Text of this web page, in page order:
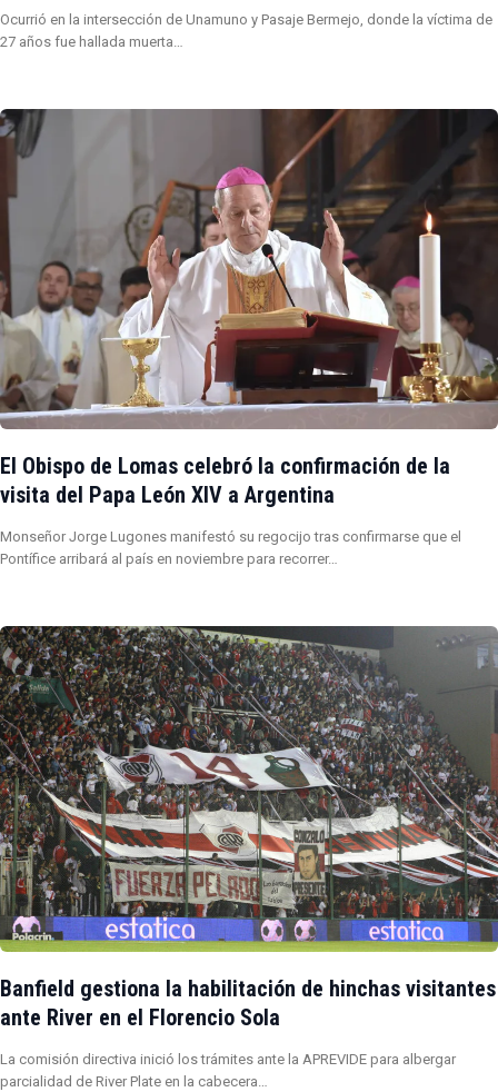
Ocurrió en la intersección de Unamuno y Pasaje Bermejo, donde la víctima de
27 años fue hallada muerta…
El Obispo de Lomas celebró la confirmación de la
visita del Papa León XIV a Argentina
Monseñor Jorge Lugones manifestó su regocijo tras confirmarse que el
Pontífice arribará al país en noviembre para recorrer…
Banfield gestiona la habilitación de hinchas visitantes
ante River en el Florencio Sola
La comisión directiva inició los trámites ante la APREVIDE para albergar
parcialidad de River Plate en la cabecera…